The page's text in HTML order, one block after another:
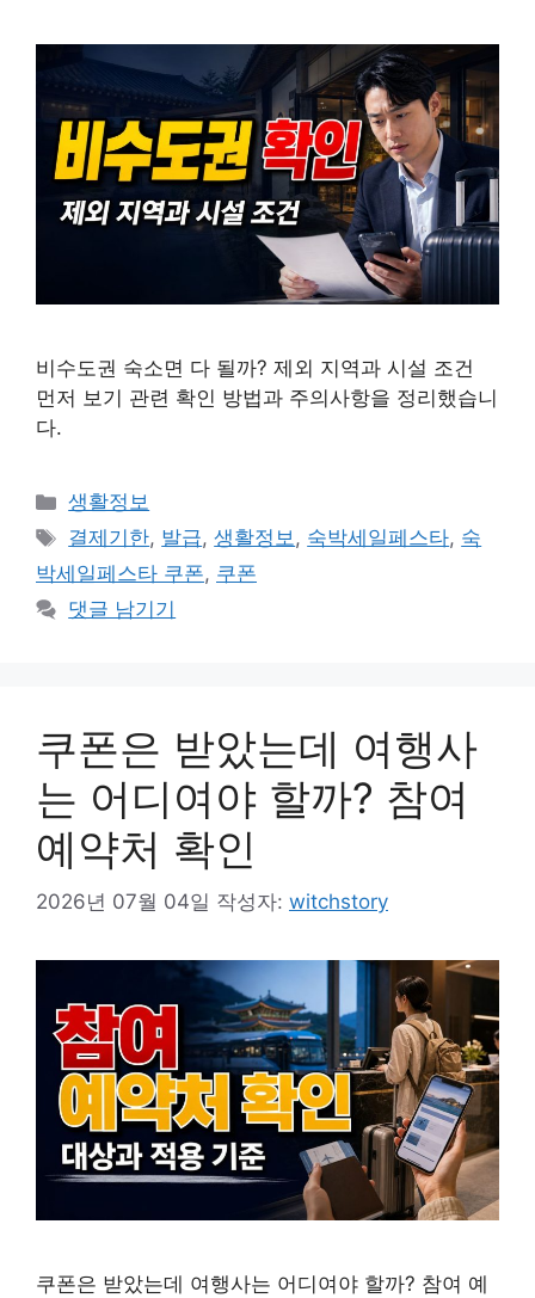
비수도권 숙소면 다 될까? 제외 지역과 시설 조건
먼저 보기 관련 확인 방법과 주의사항을 정리했습니
다.
카
테
리
생활정보
태
그
결제기한, 발급,생활정보, 숙박세일페스타, 숙
박세일페스타 쿠폰, 쿠폰
댓글 남기기
쿠폰은 받았는데 여행사
는 어디여야 할까? 참여
예약처 확인
2026년 07월 04일 작성자: witchstory
쿠폰은 받았는데 여행사는 어디여야 할까? 참여 예